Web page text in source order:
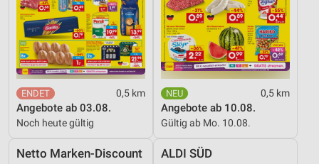
0,5 km
Angebote ab 03.08.
Noch heute gültig
0,5 km
Angebote ab 10.08.
Gültig ab Mo. 10.08.
Netto Marken-Discount ALDI SÜD